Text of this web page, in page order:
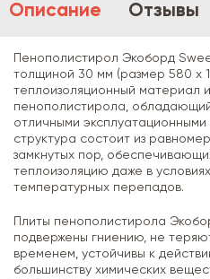
Описание Отзывы
Пенополистирол Экоборд
толщиной 30 мм (размер 580 х
теплоизоляционный материал
пенополистирола,
отличными эксплуатационными
структура состоит из
замкнутых пор,
теплоизоляцию даже в
температурных перепадов.
Плиты пенополистирола
подвержены гниению, не
временем, устойчивы к
большинству химических